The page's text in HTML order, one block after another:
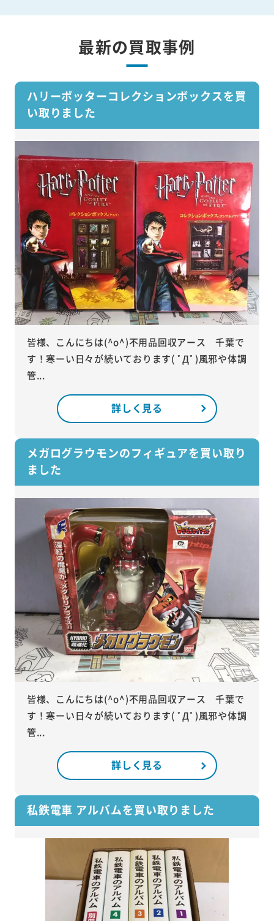
最新の買取事例
ハリーポッターコレクションボックスを買
い取りました
皆様、こんにちは(^o^)不用品回収アース 千葉で
す！寒ーい日々が続いております( ﾟДﾟ)風邪や体調
管...
詳しく見る
メガログラウモンのフィギュアを買い取り
ました
皆様、こんにちは(^o^)不用品回収アース 千葉で
す！寒ーい日々が続いております( ﾟДﾟ)風邪や体調
管...
詳しく見る
私鉄電車 アルバムを買い取りました